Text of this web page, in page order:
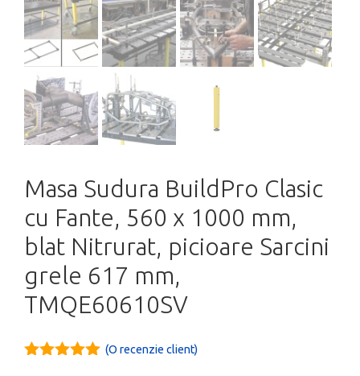
Masa Sudura BuildPro Clasic
cu Fante, 560 x 1000 mm,
blat Nitrurat, picioare Sarcini
grele 617 mm,
TMQE60610SV
(O recenzie client)